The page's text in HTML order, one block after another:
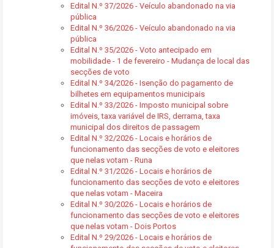
Edital N.º 37/2026 - Veículo abandonado na via
pública
Edital N.º 36/2026 - Veículo abandonado na via
pública
Edital N.º 35/2026 - Voto antecipado em
mobilidade - 1 de fevereiro - Mudança de local das
secções de voto
Edital N.º 34/2026 - Isenção do pagamento de
bilhetes em equipamentos municipais
Edital N.º 33/2026 - Imposto municipal sobre
imóveis, taxa variável de IRS, derrama, taxa
municipal dos direitos de passagem
Edital N.º 32/2026 - Locais e horários de
funcionamento das secções de voto e eleitores
que nelas votam - Runa
Edital N.º 31/2026 - Locais e horários de
funcionamento das secções de voto e eleitores
que nelas votam - Maceira
Edital N.º 30/2026 - Locais e horários de
funcionamento das secções de voto e eleitores
que nelas votam - Dois Portos
Edital N.º 29/2026 - Locais e horários de